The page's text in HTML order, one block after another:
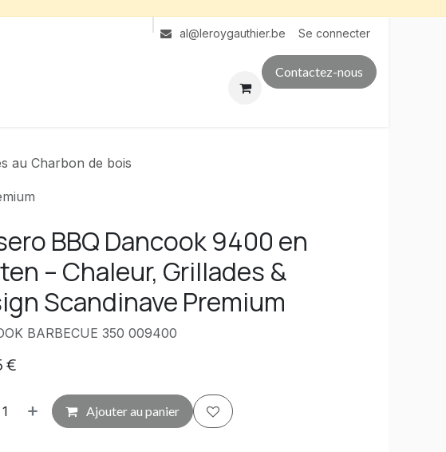
al@leroygauthier.be Se connecter
Contactez-nous
au Charbon de bois
BBQ Dancook 9400 en
– Chaleur, Grillades &
Scandinave Premium
BARBECUE 350 009400
€
Ajouter au panier